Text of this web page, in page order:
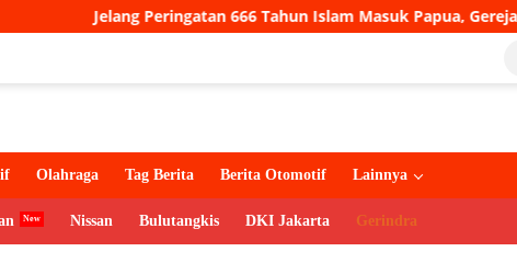
Jelang Peringatan 666 Tahun Islam Masuk Papua, Gereja Katolik
Olahraga Tag Berita Berita Otomotif Lainnya
Nissan Bulutangkis DKI Jakarta Gerindra